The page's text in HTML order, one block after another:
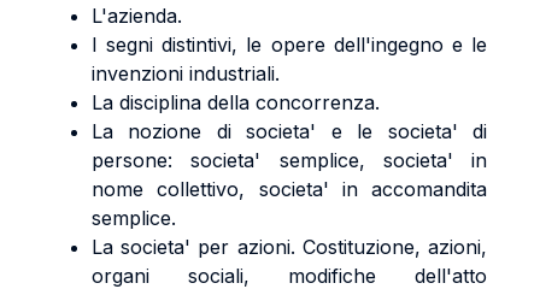
L'azienda.
I segni distintivi, le opere dell'ingegno e le
invenzioni industriali.
La disciplina della concorrenza.
La nozione di societa' e le societa' di
persone: societa' semplice, societa' in
nome collettivo, societa' in accomandita
semplice.
La societa' per azioni. Costituzione, azioni,
organi sociali, modifiche dell'atto